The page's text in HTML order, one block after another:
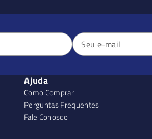
Ajuda
Como Comprar
Perguntas Frequentes
Fale Conosco